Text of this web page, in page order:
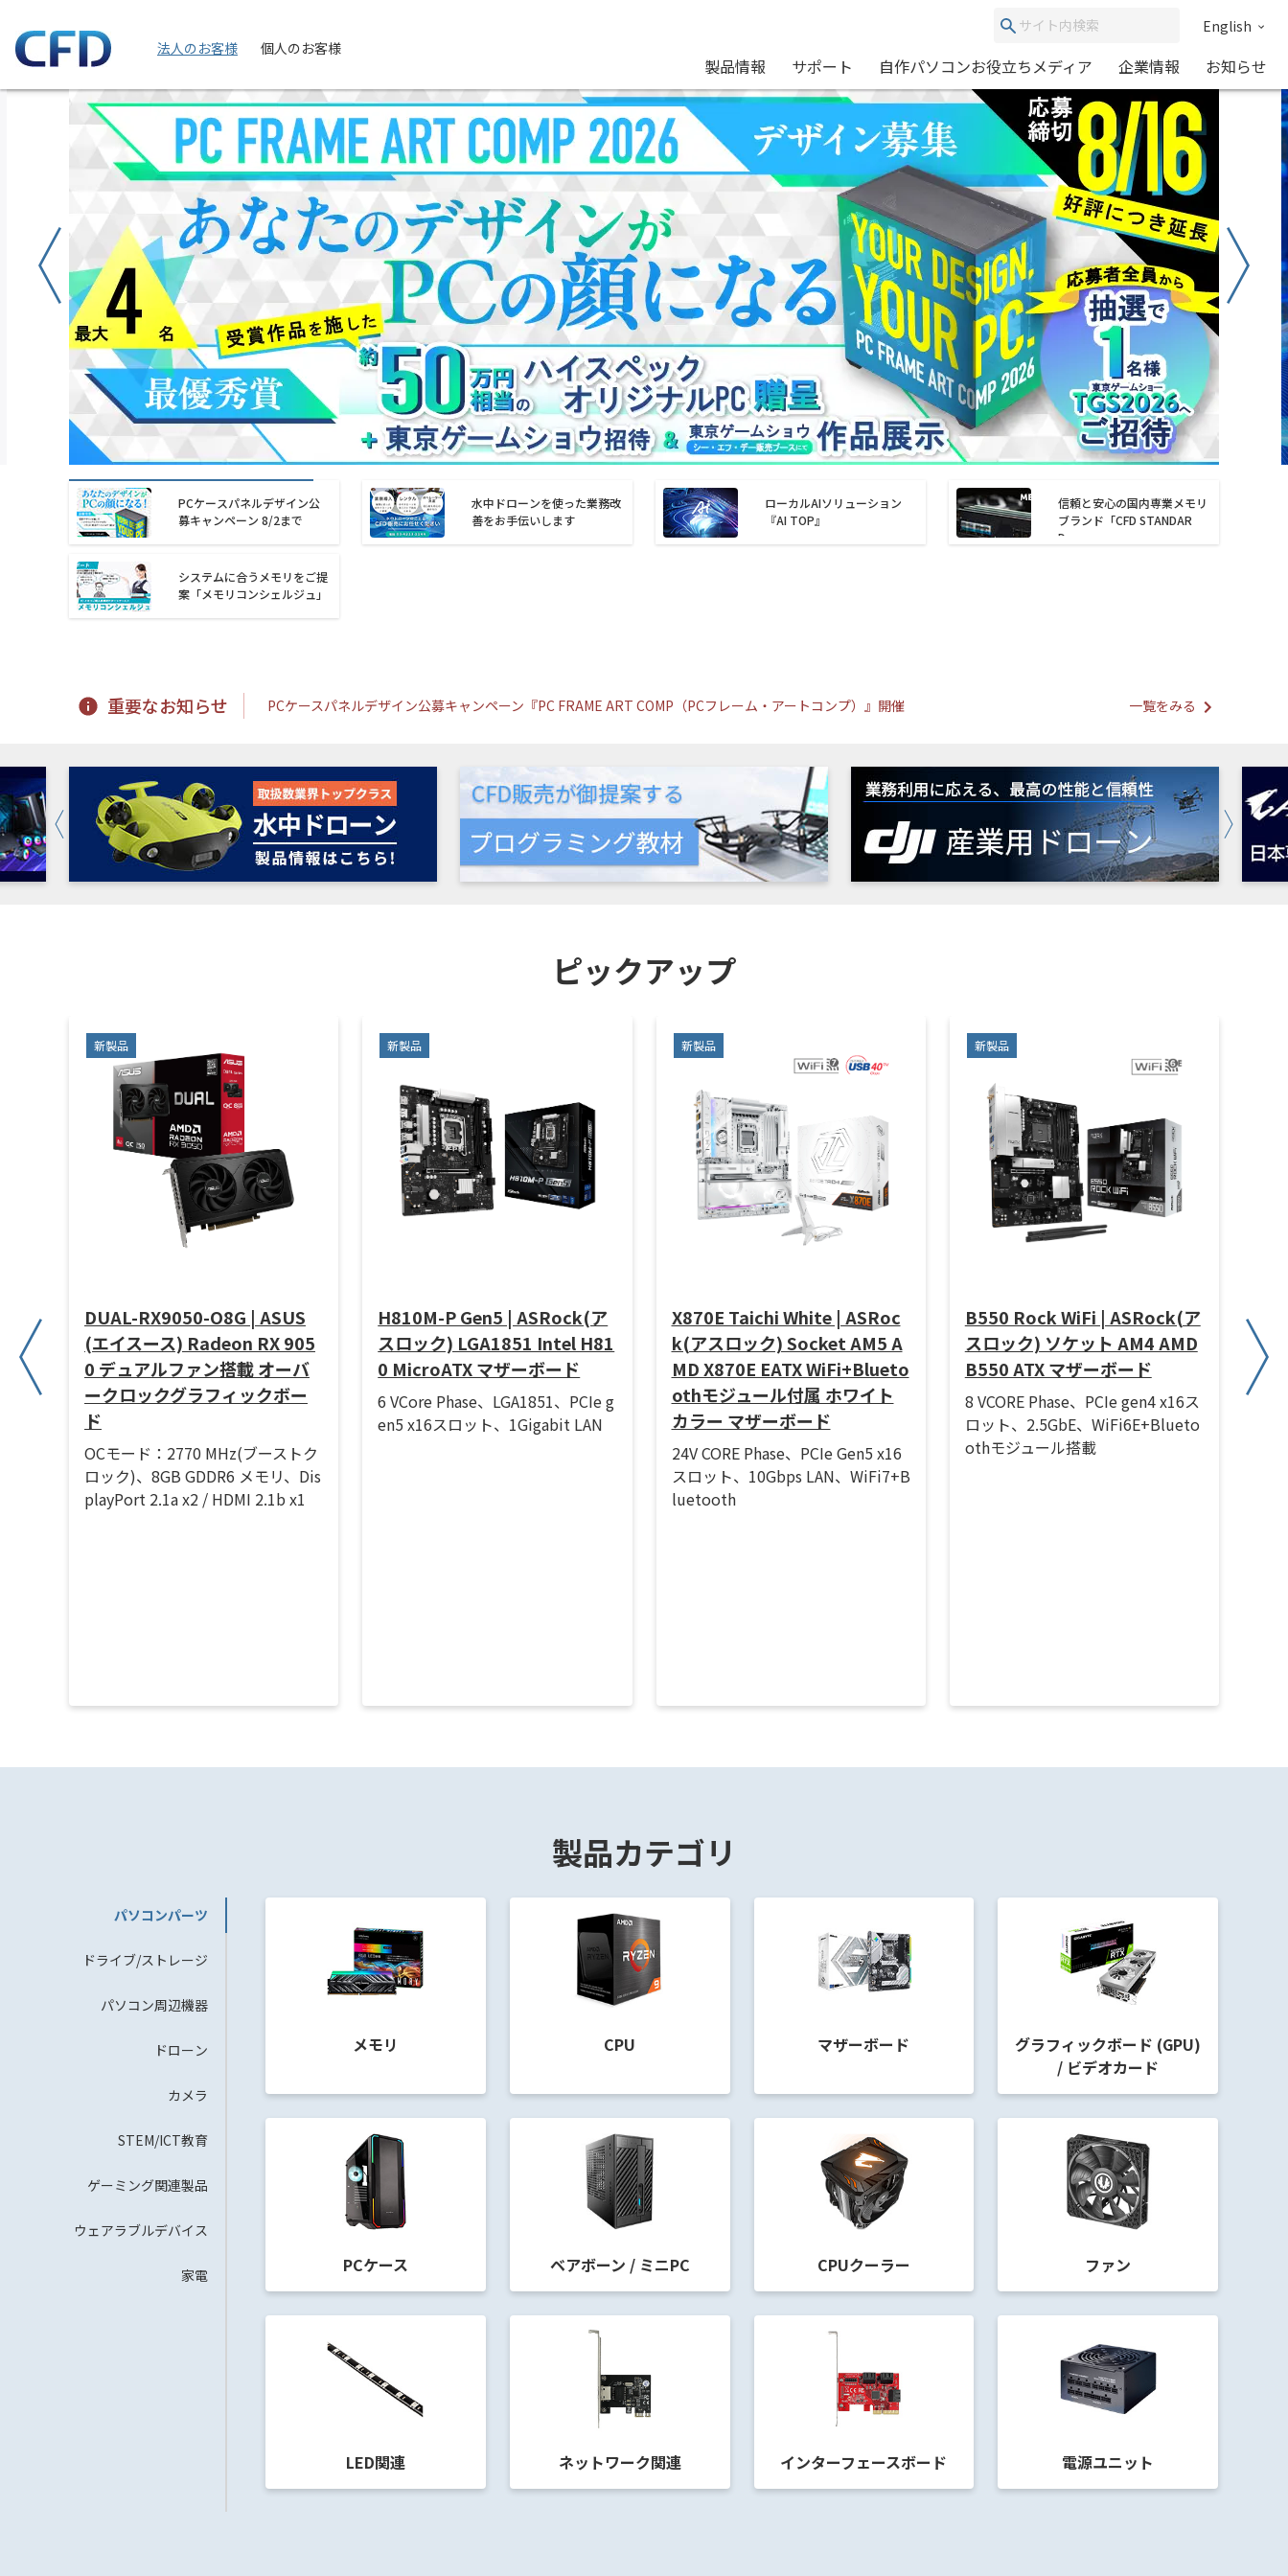
法人のお客様 個人のお客様
English
製品情報 サポート 自作パソコンお役立ちメディア 企業情報 お知らせ
PCケースパネルデザイン公
募キャンペーン 8/2まで
水中ドローンを使った業務改
善をお手伝いします
ローカルAIソリューション
『AI TOP』
信頼と安心の国内専業メモリ
ブランド「CFD STANDAR
D」
システムに合うメモリをご提
案「メモリコンシェルジュ」
重要なお知らせ PCケースパネルデザイン公募キャンペーン『PC FRAME ART COMP（PCフレーム・アートコンプ）』開催 一覧をみる
ピックアップ
サ
新製品
DUAL-RX9050-O8G | ASUS
(エイスース) Radeon RX 905
0 デュアルファン搭載 オーバ
ークロックグラフィックボー
ド
OCモード：2770 MHz(ブーストク
ロック)、8GB GDDR6 メモリ、Dis
playPort 2.1a x2 / HDMI 2.1b x1
新製品
H810M-P Gen5 | ASRock(ア
スロック) LGA1851 Intel H81
0 MicroATX マザーボード
6 VCore Phase、LGA1851、PCIe g
en5 x16スロット、1Gigabit LAN
新製品
X870E Taichi White | ASRoc
k(アスロック) Socket AM5 A
MD X870E EATX WiFi+Blueto
othモジュール付属 ホワイト
カラー マザーボード
24V CORE Phase、PCIe Gen5 x16
スロット、10Gbps LAN、WiFi7+B
luetooth
新製品
B550 Rock WiFi | ASRock(ア
スロック) ソケット AM4 AMD
B550 ATX マザーボード
8 VCORE Phase、PCIe gen4 x16ス
ロット、2.5GbE、WiFi6E+Blueto
othモジュール搭載
ス
デ
製品カテゴリ
パソコンパーツ
ドライブ/ストレージ
パソコン周辺機器
ドローン
カメラ
STEM/ICT教育
ゲーミング関連製品
ウェアラブルデバイス
家電
メモリ CPU マザーボード
グラフィックボード (GPU)
/ ビデオカード
PCケース ベアボーン / ミニPC CPUクーラー ファン
LED関連 ネットワーク関連 インターフェースボード 電源ユニット